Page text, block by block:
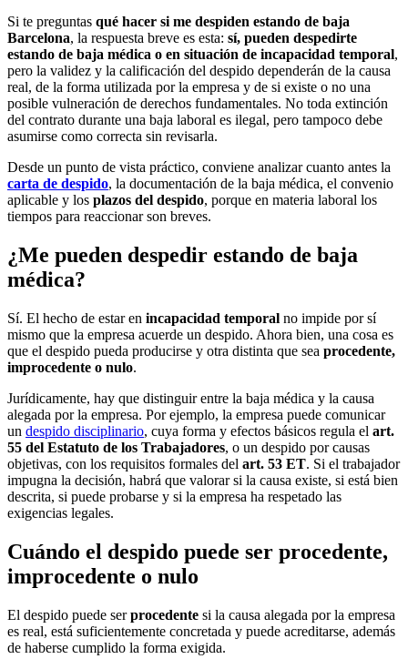
Si te preguntas qué hacer si me despiden estando de baja
Barcelona, la respuesta breve es esta: sí, pueden despedirte
estando de baja médica o en situación de incapacidad temporal,
pero la validez y la calificación del despido dependerán de la causa
real, de la forma utilizada por la empresa y de si existe o no una
posible vulneración de derechos fundamentales. No toda extinción
del contrato durante una baja laboral es ilegal, pero tampoco debe
asumirse como correcta sin revisarla.
Desde un punto de vista práctico, conviene analizar cuanto antes la
carta de despido, la documentación de la baja médica, el convenio
aplicable y los plazos del despido, porque en materia laboral los
tiempos para reaccionar son breves.
¿Me pueden despedir estando de baja
médica?
Sí. El hecho de estar en incapacidad temporal no impide por sí
mismo que la empresa acuerde un despido. Ahora bien, una cosa es
que el despido pueda producirse y otra distinta que sea procedente,
improcedente o nulo.
Jurídicamente, hay que distinguir entre la baja médica y la causa
alegada por la empresa. Por ejemplo, la empresa puede comunicar
un despido disciplinario, cuya forma y efectos básicos regula el art.
55 del Estatuto de los Trabajadores, o un despido por causas
objetivas, con los requisitos formales del art. 53 ET. Si el trabajador
impugna la decisión, habrá que valorar si la causa existe, si está bien
descrita, si puede probarse y si la empresa ha respetado las
exigencias legales.
Cuándo el despido puede ser procedente,
improcedente o nulo
El despido puede serprocedente si la causa alegada por la empresa
es real, está suficientemente concretada y puede acreditarse, además
de haberse cumplido la forma exigida.